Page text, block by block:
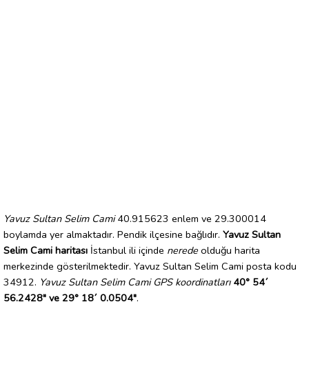
Yavuz Sultan Selim Cami40.915623 enlem ve 29.300014
boylamda yer almaktadır. Pendik ilçesine bağlıdır. Yavuz Sultan
Selim Cami haritası İstanbul ili içinde nerede olduğu harita
merkezinde gösterilmektedir. Yavuz Sultan Selim Cami posta kodu
34912. Yavuz Sultan Selim Cami GPS koordinatları 40° 54´
56.2428" ve 29° 18´ 0.0504".